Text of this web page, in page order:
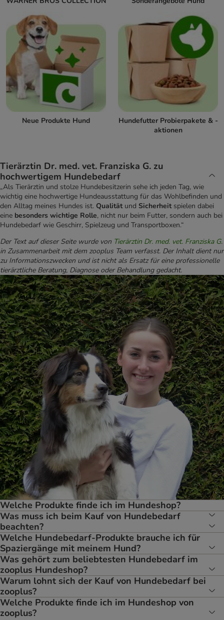
Neue Produkte Hund
Hundefutter Probierpakete & -
aktionen
Tierärztin Dr. med. vet. Franziska G. zu
hochwertigem Hundebedarf
„Als Tierärztin und stolze Hundebesitzerin sehe ich jeden Tag, wie
wichtig eine hochwertige Hundeausstattung für das Wohlbefinden und
den Alltag meines Hundes ist. Qualitätund Sicherheitspielen dabei
eine besonders wichtige Rolle, nicht nur beim Futter, sondern auch bei
Hundebedarf wie Geschirr, Spielzeug und Transportboxen.“
Der Text auf dieser Seite wurde von Tierärztin Dr. med. vet. Franziska G.
in Zusammenarbeit mit dem zooplus Team verfasst. Der Inhalt dient nur
zu Informationszwecken und ist nicht als Ersatz für eine professionelle
tierärztliche Beratung, Diagnose oder Behandlung gedacht.
Welche Produkte finde ich im Hundeshop?
Was muss ich beim Kauf von Hundebedarf
beachten?
Welche Hundebedarf-Produkte brauche ich für
Spaziergänge mit meinem Hund?
Was gehört zum beliebtesten Hundebedarf im
zooplus Hundeshop?
Warum lohnt sich der Kauf von Hundebedarf bei
zooplus?
Welche Produkte finde ich im Hundeshop von
zooplus?